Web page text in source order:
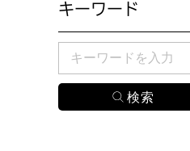
キーワード
検索したい商品のキ